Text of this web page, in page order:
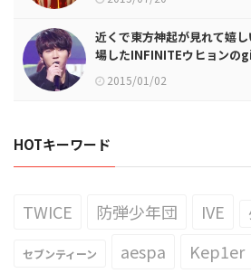
近くで東方神起が見れて嬉
場したINFINITEウヒョンの
2015/01/02
HOTキーワード
TWICE 防弾少年団 IVE
セブンティーン aespa Kep1er